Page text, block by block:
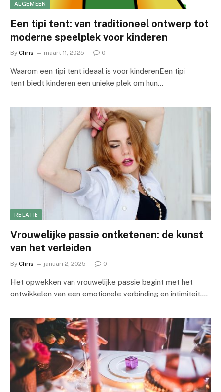
ALGEMEEN
Een tipi tent: van traditioneel ontwerp tot
moderne speelplek voor kinderen
By Chris maart 11, 2025 0
Waarom een tipi tent ideaal is voor kinderenEen tipi
tent biedt kinderen een unieke plek om hun…
RELATIE
Vrouwelijke passie ontketenen: de kunst
van het verleiden
By Chris januari 2, 2025 0
Het opwekken van vrouwelijke passie begint met het
ontwikkelen van een emotionele verbinding en intimiteit.…